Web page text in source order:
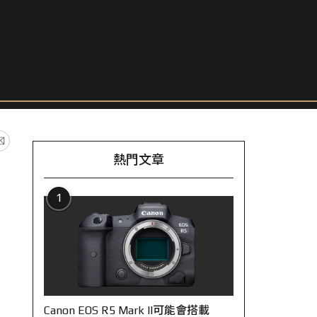
熱門文章
1
Canon EOS R5 Mark II可能會搭載